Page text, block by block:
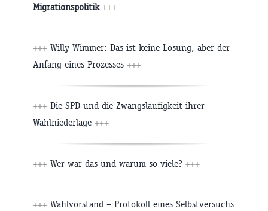
Migrationspolitik +++
+++ Willy Wimmer: Das ist keine Lösung, aber der
Anfang eines Prozesses +++
+++ Die SPD und die Zwangsläufigkeit ihrer
Wahlniederlage +++
+++ Wer war das und warum so viele? +++
+++ Wahlvorstand – Protokoll eines Selbstversuchs